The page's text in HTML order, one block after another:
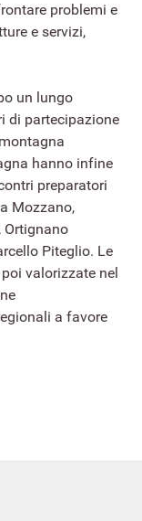
problemi e
e servizi,
un lungo
di partecipazione
hanno infine
preparatori
Mozzano,
Ortignano
Piteglio. Le
valorizzate nel
a favore